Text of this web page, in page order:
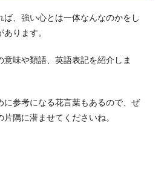
ば、強い心とは一体なんなのかをし
ります。
意味や類語、英語表記を紹介しま
に参考になる花言葉もあるので、ぜ
片隅に潜ませてくださいね。